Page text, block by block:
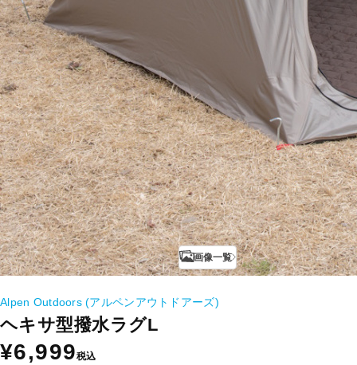
画像一覧
Alpen Outdoors (アルペンアウトドアーズ)
ヘキサ型撥水ラグL
¥6,999税込